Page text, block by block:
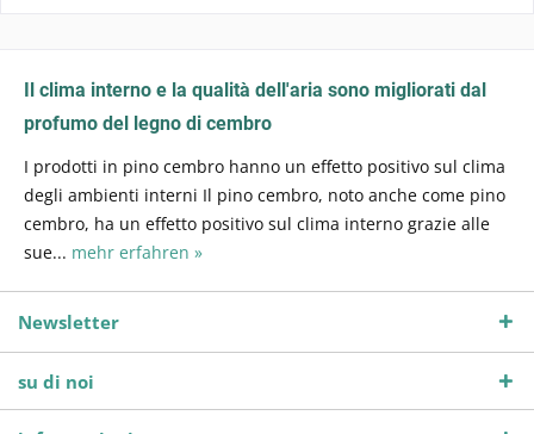
Il clima interno e la qualità dell'aria sono migliorati dal
profumo del legno di cembro
I prodotti in pino cembro hanno un effetto positivo sul clima
degli ambienti interni Il pino cembro, noto anche come pino
cembro, ha un effetto positivo sul clima interno grazie alle
sue... mehr erfahren »
Newsletter
su di noi